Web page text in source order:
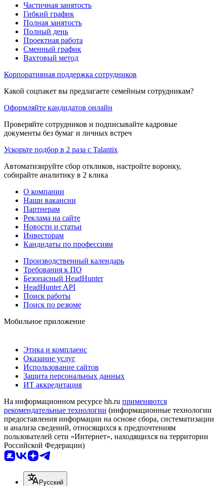
Частичная занятость
Гибкий график
Полная занятость
Полный день
Проектная работа
Сменный график
Вахтовый метод
Корпоративная поддержка сотрудников
Какой соцпакет вы предлагаете семейным сотрудникам?
Оформляйте кандидатов онлайн
Проверяйте сотрудников и подписывайте кадровые
документы без бумаг и личных встреч
Ускорьте подбор в 2 раза с Talantix
Автоматизируйте сбор откликов, настройте воронку,
собирайте аналитику в 2 клика
О компании
Наши вакансии
Партнерам
Реклама на сайте
Новости и статьи
Инвесторам
Кандидаты по профессиям
Производственный календарь
Требования к ПО
Безопасный HeadHunter
HeadHunter API
Поиск работы
Поиск по резюме
Мобильное приложение
Этика и комплаенс
Оказание услуг
Использование сайтов
Защита персональных данных
ИТ аккредитация
На информационном ресурсе hh.ru применяются
рекомендательные технологии (информационные технологии
предоставления информации на основе сбора, систематизации
и анализа сведений, относящихся к предпочтениям
пользователей сети «Интернет», находящихся на территории
Российской Федерации)
Русский